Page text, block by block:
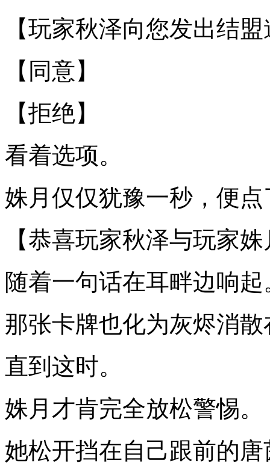
【玩家秋泽向您发出结
【同意】
【拒绝】
看着选项。
姝月仅仅犹豫一秒，便
【恭喜玩家秋泽与玩家
随着一句话在耳畔边响起
那张卡牌也化为灰烬消
直到这时。
姝月才肯完全放松警惕。
她松开挡在自己跟前的